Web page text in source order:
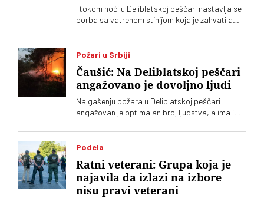
I tokom noći u Deliblatskoj peščari nastavlja se
borba sa vatrenom stihijom koja je zahvatila
Požari u Srbiji
Čaušić: Na Deliblatskoj peščari
angažovano je dovoljno ljudi
Na gašenju požara u Deliblatskoj peščari
angažovan je optimalan broj ljudstva, a ima i
pomoćnik ministra Ministarstva unutrašnjih
poslova. Požarom je zahvaćeno oko hiljadu i po
i više hektara šume i niskog rastinja
Podela
Ratni veterani: Grupa koja je
najavila da izlazi na izbore
nisu pravi veterani